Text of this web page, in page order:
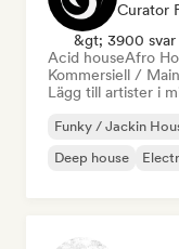
Curator
&gt; 3900 svar
Acid houseAfro
Kommersiell /
Lägg till artister i
Funky / Jackin
Deep house